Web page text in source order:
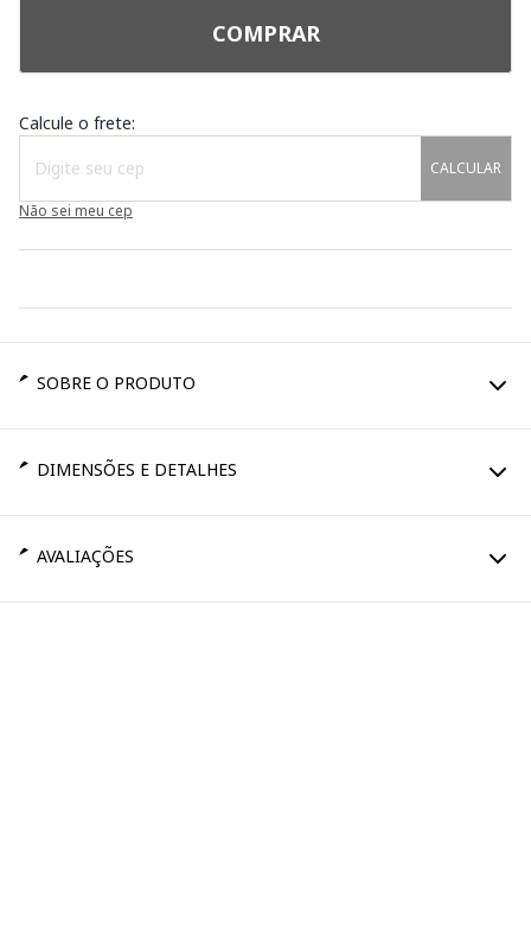
COMPRAR
Calcule o frete:
CALCULAR
Não sei meu cep
SOBRE O PRODUTO
DIMENSÕES E DETALHES
AVALIAÇÕES